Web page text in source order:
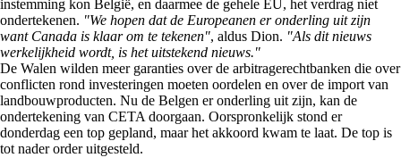
instemming kon België, en daarmee de gehele EU, het verdrag niet
ondertekenen. "We hopen dat de Europeanen er onderling uit zijn
want Canada is klaar om te tekenen", aldus Dion. "Als dit nieuws
werkelijkheid wordt, is het uitstekend nieuws."
De Walen wilden meer garanties over de arbitragerechtbanken die over
conflicten rond investeringen moeten oordelen en over de import van
landbouwproducten. Nu de Belgen er onderling uit zijn, kan de
ondertekening van CETA doorgaan. Oorspronkelijk stond er
donderdag een top gepland, maar het akkoord kwam te laat. De top is
tot nader order uitgesteld.